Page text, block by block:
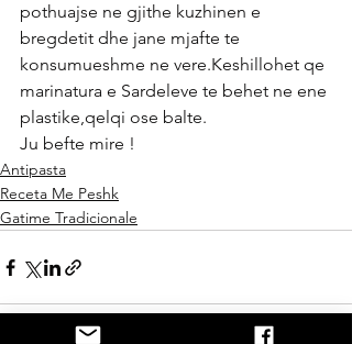
pothuajse ne gjithe kuzhinen e
bregdetit dhe jane mjafte te
konsumueshme ne vere.Keshillohet qe
marinatura e Sardeleve te behet ne ene
plastike,qelqi ose balte.
Ju befte mire !
Antipasta
Receta Me Peshk
Gatime Tradicionale